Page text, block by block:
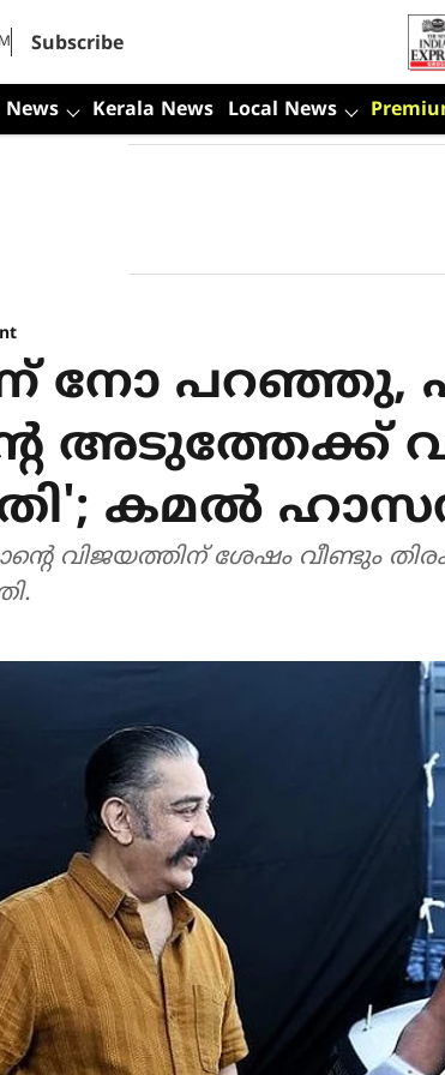
Subscribe
News Kerala News Local News
നോ പറഞ്ഞു,
അടുത്തേക്ക്
കമൽ
വിജയത്തിന് ശേഷം വീണ്ടും